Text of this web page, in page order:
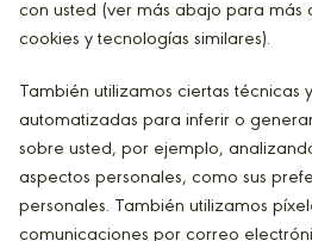
con usted (ver más abajo para más
cookies y tecnologías similares).
También utilizamos ciertas técnicas
automatizadas para inferir o
sobre usted, por ejemplo,
aspectos personales, como sus
personales. También utilizamos
comunicaciones por correo